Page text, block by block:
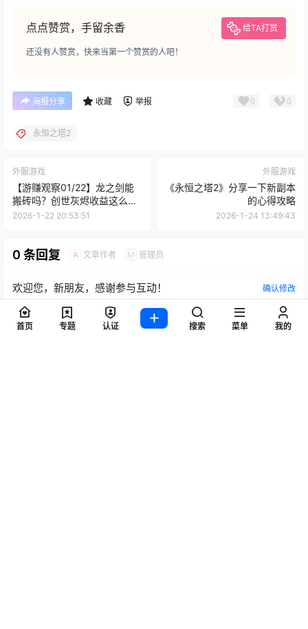
点点赞赏，手留余香 给TA打赏
还没有人赞赏，快来当第一个赞赏的人吧！
海报分享 收藏 举报 0 0
永恒之塔2
外服游戏
【游赚观察01/22】龙之剑能
搬砖吗？创世灰烬收益这么
高？永恒之塔2新赛季表现如
2026-1-22 20:53:51
外服游戏
《永恒之塔2》分享一下新副本
的心得攻略
2026-1-24 13:49:43
0 条回复 A 文章作者 M 管理员
欢迎您，新朋友，感谢参与互动！ 确认修改
首页 专题 认证 搜索 菜单 我的